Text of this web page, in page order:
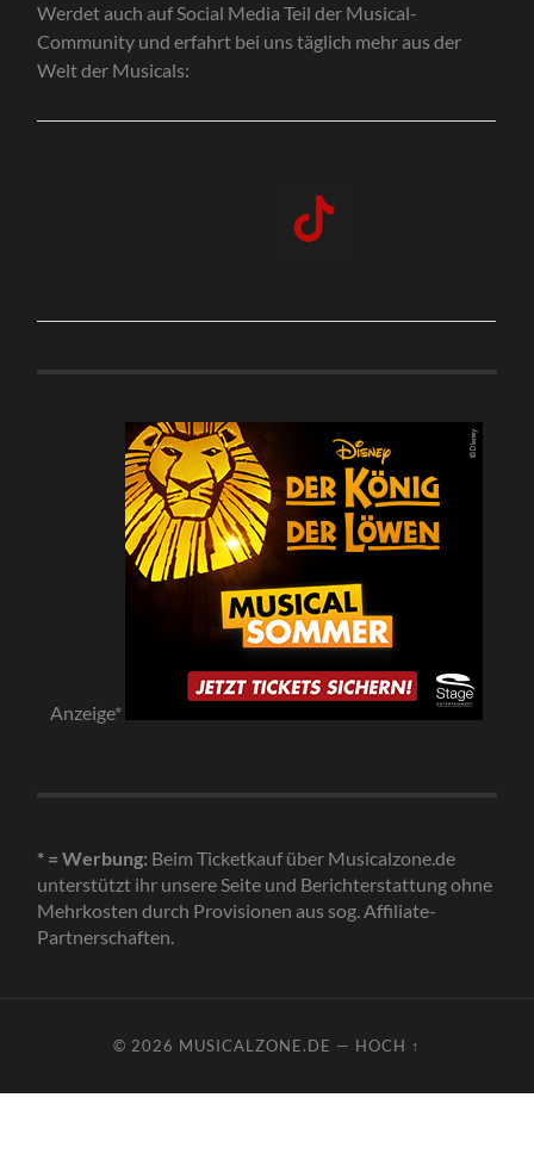
Werdet auch auf Social Media Teil der Musical-
Community und erfahrt bei uns täglich mehr aus der
Welt der Musicals:
Anzeige*
* = Werbung: Beim Ticketkauf über Musicalzone.de
unterstützt ihr unsere Seite und Berichterstattung ohne
Mehrkosten durch Provisionen aus sog. Affiliate-
Partnerschaften.
© 2026 MUSICALZONE.DE — HOCH ↑